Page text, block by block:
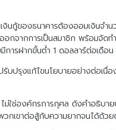
นกู้ของธนาคารต้องออมเงินจ
กจากการเป็นสมาชิก พร้อมจั
ารฝากขั้นต่ำ 1 ดอลลาร์ต่อเดือ
ปรับปรุงแก้ไขนโยบายอย่างต่อ
ใช่องค์กรการกุศล ดังคำอธิบา
เขาต่อสู้กับความยากจนได้ด้วย